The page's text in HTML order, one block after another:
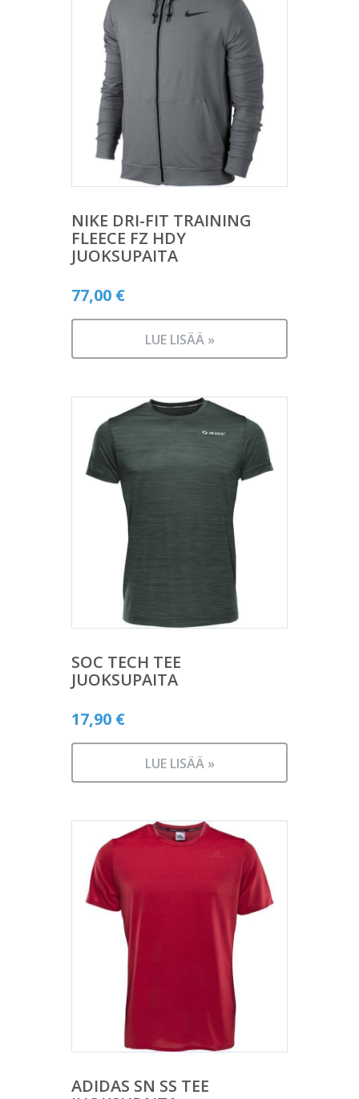
NIKE DRI-FIT TRAINING
FLEECE FZ HDY
JUOKSUPAITA
77,00 €
LUE LISÄÄ »
SOC TECH TEE
JUOKSUPAITA
17,90 €
LUE LISÄÄ »
ADIDAS SN SS TEE